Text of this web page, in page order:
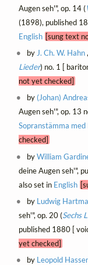
Augen seh'", op. 14 (
(1898), published
English [sung text
byJ. Ch. W. Hahn
Lieder) no. 1 [
not yet checked]
by (Johan)
Augen seh'", op. 13
Sopranstämma
checked]
byWilliam
deine Augen seh'",
also set in English
by Ludwig
seh'", op. 20 (Sechs
published 1880 [
yet checked]
by Leopold